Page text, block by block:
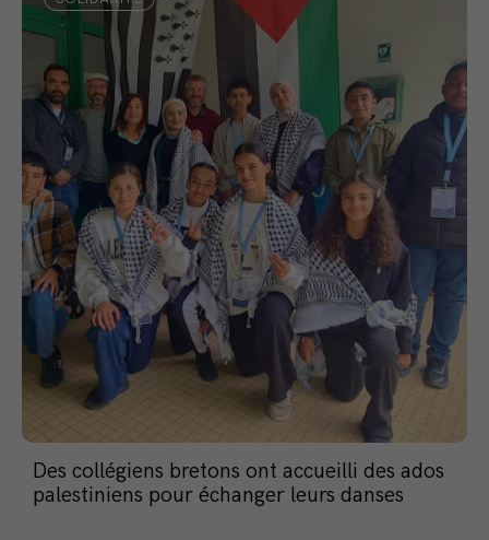
Des collégiens bretons ont accueilli des ados
palestiniens pour échanger leurs danses